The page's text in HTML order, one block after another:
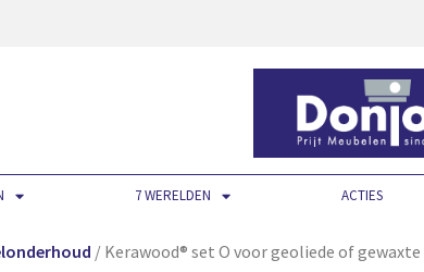
7 WERELDEN ACTIES
/ Kerawood® set O voor geoliede of